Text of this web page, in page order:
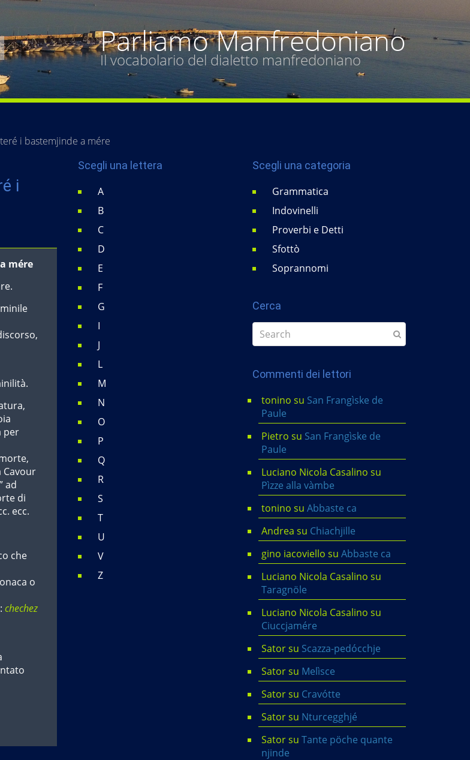
Parliamo Manfredoniano
Il vocabolario del dialetto manfredoniano
i bastemjinde a mére
i
mére
per
Cavour
ad
di
ecc.
che
o
chechez
Scegli una lettera
A
B
C
D
E
F
G
I
J
L
M
N
O
P
Q
R
S
T
U
V
Z
Scegli una categoria
Grammatica
Indovinelli
Proverbi e Detti
Sfottò
Soprannomi
Cerca
Commenti dei lettori
tonino su San Frangìske de
Paule
Pietro su San Frangìske de
Paule
Luciano Nicola Casalino su
Pìzze alla vàmbe
tonino su Abbaste ca
Andrea su Chiachjille
gino iacoviello su Abbaste ca
Luciano Nicola Casalino su
Taragnöle
Luciano Nicola Casalino su
Ciuccjamére
Satorsu Scazza-pedócchje
Satorsu Melìsce
Satorsu Cravótte
Satorsu Nturcegghjé
Satorsu Tante pöche quante
njinde